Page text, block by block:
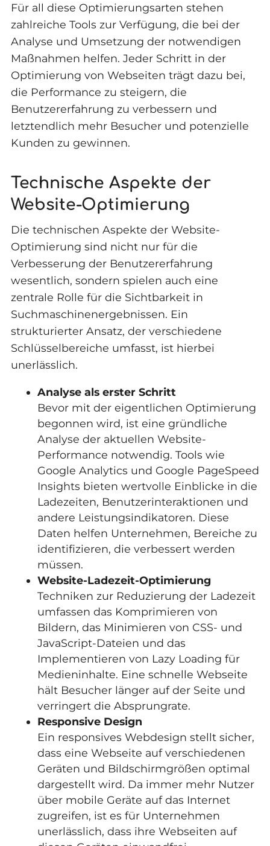
Für all diese Optimierungsarten stehen
zahlreiche Tools zur Verfügung, die bei der
Analyse und Umsetzung der notwendigen
Maßnahmen helfen. Jeder Schritt in der
Optimierung von Webseiten trägt dazu bei,
die Performance zu steigern, die
Benutzererfahrung zu verbessern und
letztendlich mehr Besucher und potenzielle
Kunden zu gewinnen.
Technische Aspekte der
Website-Optimierung
Die technischen Aspekte der Website-
Optimierung sind nicht nur für die
Verbesserung der Benutzererfahrung
wesentlich, sondern spielen auch eine
zentrale Rolle für die Sichtbarkeit in
Suchmaschinenergebnissen. Ein
strukturierter Ansatz, der verschiedene
Schlüsselbereiche umfasst, ist hierbei
unerlässlich.
Analyse als erster Schritt
Bevor mit der eigentlichen Optimierung
begonnen wird, ist eine gründliche
Analyse der aktuellen Website-
Performance notwendig. Tools wie
Google Analytics und Google PageSpeed
Insights bieten wertvolle Einblicke in die
Ladezeiten, Benutzerinteraktionen und
andere Leistungsindikatoren. Diese
Daten helfen Unternehmen, Bereiche zu
identifizieren, die verbessert werden
müssen.
Website-Ladezeit-Optimierung
Techniken zur Reduzierung der Ladezeit
umfassen das Komprimieren von
Bildern, das Minimieren von CSS- und
JavaScript-Dateien und das
Implementieren von Lazy Loading für
Medieninhalte. Eine schnelle Webseite
hält Besucher länger auf der Seite und
verringert die Absprungrate.
Responsive Design
Ein responsives Webdesign stellt sicher,
dass eine Webseite auf verschiedenen
Geräten und Bildschirmgrößen optimal
dargestellt wird. Da immer mehr Nutzer
über mobile Geräte auf das Internet
zugreifen, ist es für Unternehmen
unerlässlich, dass ihre Webseiten auf